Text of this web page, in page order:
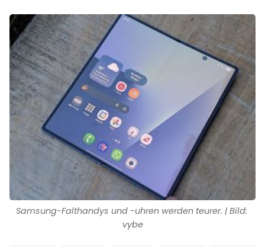
Impressum
Samsung-Falthandys und -uhren werden teurer. | Bild:
vybe